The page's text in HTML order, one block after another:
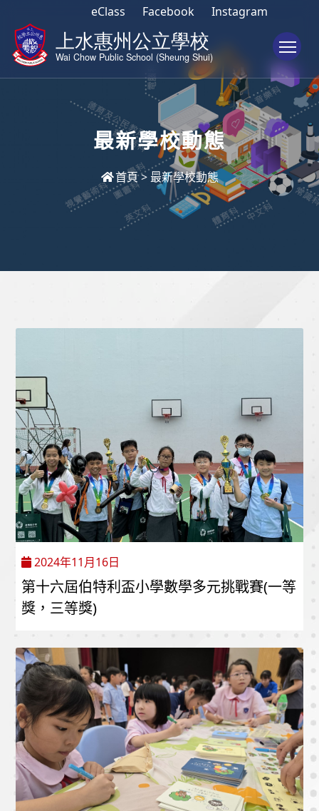
eClass Facebook Instagram
最新學校動態
首頁 > 最新學校動態
2024年11月16日
第十六屆伯特利盃小學數學多元挑戰賽(一等
獎，三等獎)